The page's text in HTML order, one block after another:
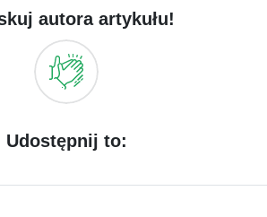
autora artykułu!
Udostępnij to: